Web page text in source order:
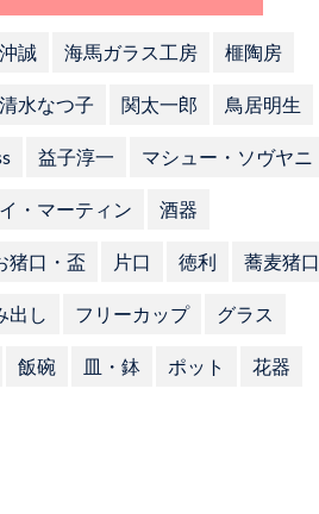
沖誠 海馬ガラス工房 榧陶房
清水なつ子 関太一郎 鳥居明生
益子淳一 マシュー・ソヴヤニ
・マーティン 酒器
猪口・盃 片口 徳利 蕎麦猪口
出し フリーカップ グラス
飯碗 皿・鉢 ポット 花器